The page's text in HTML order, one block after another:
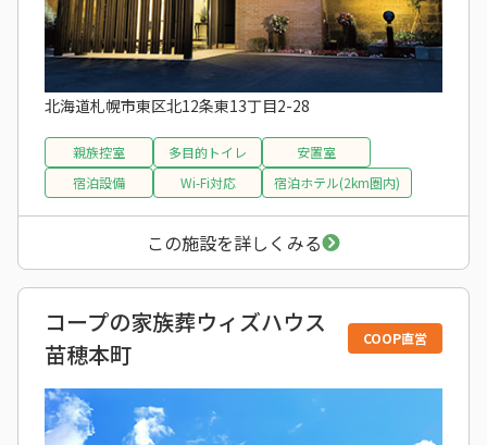
北海道札幌市東区北12条東13丁目2-28
親族控室 多目的トイレ
安置室
宿泊設備
Wi-Fi対応 宿泊ホテル(2km圏内)
この施設を詳しくみる
コープの家族葬ウィズハウス
苗穂本町
COOP直営